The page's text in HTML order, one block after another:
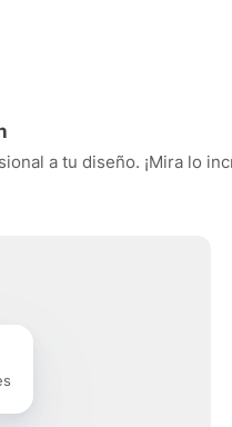
a tu diseño. ¡Mira lo